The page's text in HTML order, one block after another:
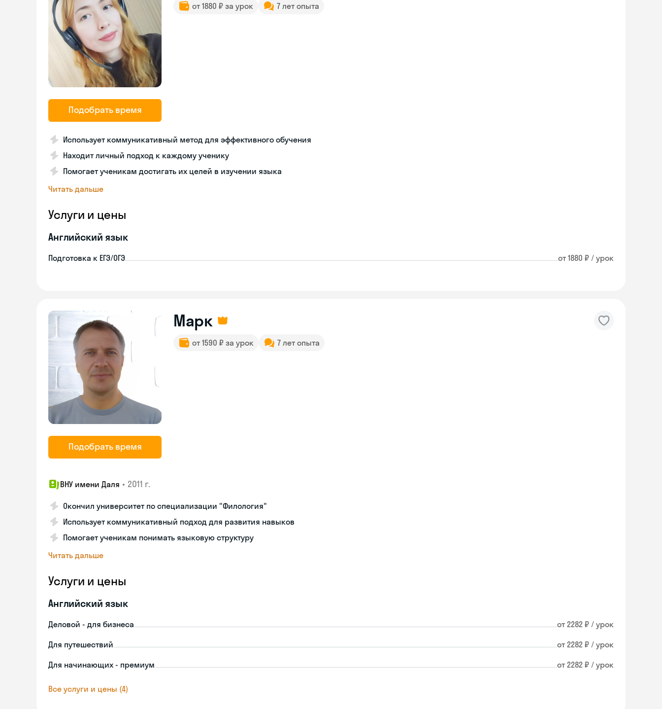
Подобрать время
от 1880 ₽ за урок 7 лет опыта
Использует коммуникативный метод для эффективного обучения
Находит личный подход к каждому ученику
Помогает ученикам достигать их целей в изучении языка
Читать дальше
Услуги и цены
Английский язык
Подготовка к ЕГЭ/ОГЭ от 1880 ₽ / урок
Подобрать время
Марк
от 1590 ₽ за урок 7 лет опыта
ВНУ имени Даля • 2011 г.
Окончил университет по специализации "Филология"
Использует коммуникативный подход для развития навыков
Помогает ученикам понимать языковую структуру
Читать дальше
Услуги и цены
Английский язык
Деловой - для бизнеса от 2282 ₽ / урок
Для путешествий от 2282 ₽ / урок
Для начинающих - премиум от 2282 ₽ / урок
Все услуги и цены (4)